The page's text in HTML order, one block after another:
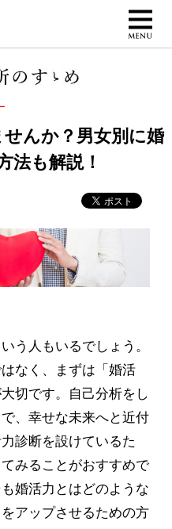
んか？男女別に婚
法も解説！
う人もいるでしょう。
なく、まずは「婚活
切です。自己分析をし
、幸せな未来へと近付
診断を設けているた
みることがおすすめで
婚活力とはどのような
アップさせるための方